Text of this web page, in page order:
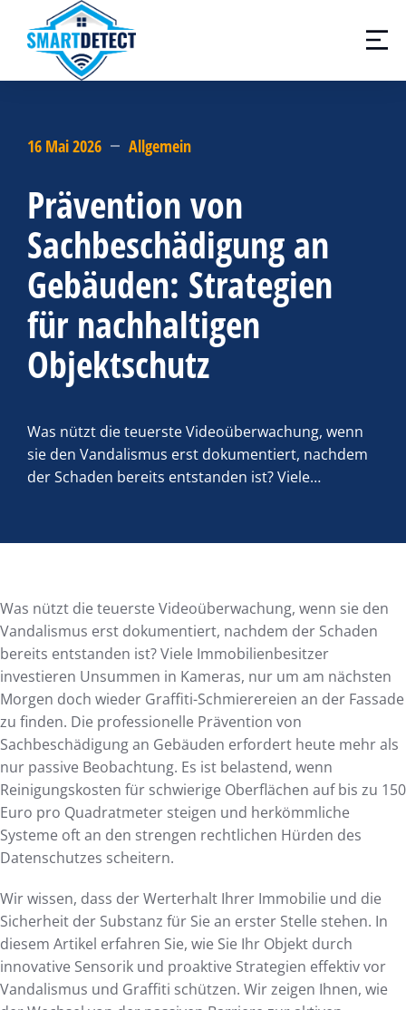
16 Mai 2026 Allgemein
Prävention von
Sachbeschädigung an
Gebäuden: Strategien
für nachhaltigen
Objektschutz
Was nützt die teuerste Videoüberwachung, wenn
sie den Vandalismus erst dokumentiert, nachdem
der Schaden bereits entstanden ist? Viele…
Was nützt die teuerste Videoüberwachung, wenn sie den
Vandalismus erst dokumentiert, nachdem der Schaden
bereits entstanden ist? Viele Immobilienbesitzer
investieren Unsummen in Kameras, nur um am nächsten
Morgen doch wieder Graffiti-Schmierereien an der Fassade
zu finden. Die professionelle Prävention von
Sachbeschädigung an Gebäuden erfordert heute mehr als
nur passive Beobachtung. Es ist belastend, wenn
Reinigungskosten für schwierige Oberflächen auf bis zu 150
Euro pro Quadratmeter steigen und herkömmliche
Systeme oft an den strengen rechtlichen Hürden des
Datenschutzes scheitern.
Wir wissen, dass der Werterhalt Ihrer Immobilie und die
Sicherheit der Substanz für Sie an erster Stelle stehen. In
diesem Artikel erfahren Sie, wie Sie Ihr Objekt durch
innovative Sensorik und proaktive Strategien effektiv vor
Vandalismus und Graffiti schützen. Wir zeigen Ihnen, wie